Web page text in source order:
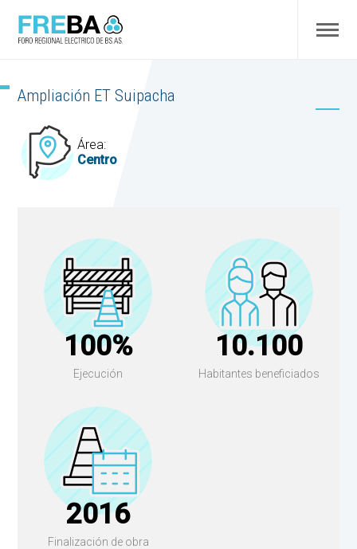
Ampliación ET Suipacha
Área:
Centro
100%
Ejecución
10.100
Habitantes beneficiados
2016
Finalización de obra